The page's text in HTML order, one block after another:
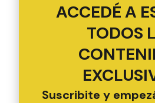
ACCEDÉ A
TODOS
Suscribite y